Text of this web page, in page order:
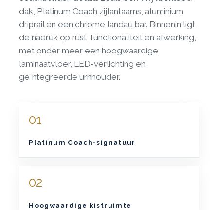
dak, Platinum Coach zijlantaarns, aluminium
driprail en een chrome landau bar. Binnenin ligt
de nadruk op rust, functionaliteit en afwerking,
met onder meer een hoogwaardige
laminaatvloer, LED-verlichting en
geïntegreerde urnhouder.
01
Platinum Coach-signatuur
02
Hoogwaardige kistruimte